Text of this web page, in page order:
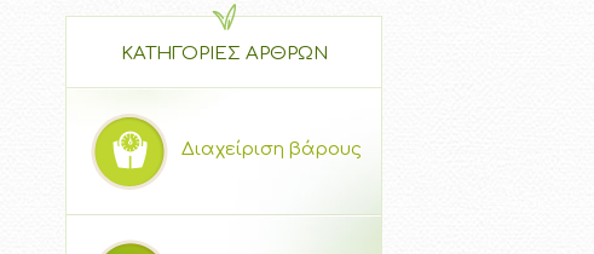
ΚΑΤΗΓΟΡΙΕΣ ΑΡΘΡΩΝ
Διαχείριση βάρους